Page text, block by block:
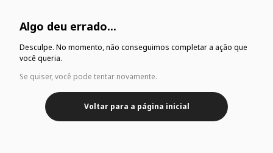
Algo deu errado...
Desculpe. No momento, não conseguimos completar a ação que
você queria.
Se quiser, você pode tentar novamente.
Voltar para a página inicial